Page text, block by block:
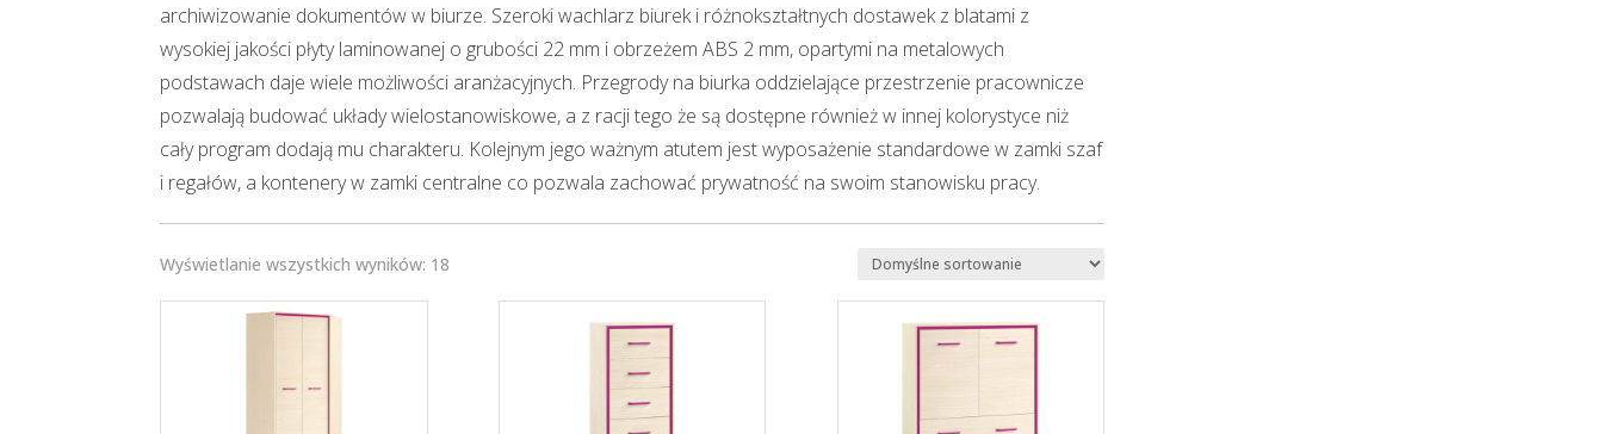
archiwizowanie dokumentów w biurze. Szeroki wachlarz biurek i różnokształtnych dostawek z blatami z
wysokiej jakości płyty laminowanej o grubości 22 mm i obrzeżem ABS 2 mm, opartymi na metalowych
podstawach daje wiele możliwości aranżacyjnych. Przegrody na biurka oddzielające przestrzenie pracownicze
pozwalają budować układy wielostanowiskowe, a z racji tego że są dostępne również w innej kolorystyce niż
cały program dodają mu charakteru. Kolejnym jego ważnym atutem jest wyposażenie standardowe w zamki szaf
i regałów, a kontenery w zamki centralne co pozwala zachować prywatność na swoim stanowisku pracy.
Wyświetlanie wszystkich wyników: 18